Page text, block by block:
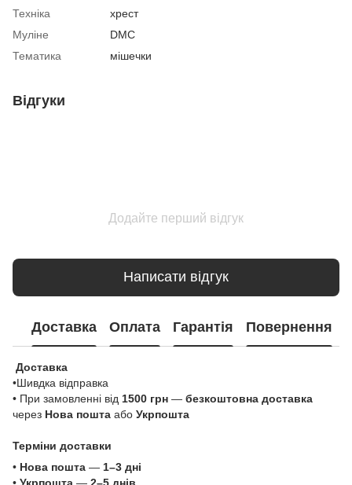
Техніка
хрест
Муліне
DMC
Тематика
мішечки
Відгуки
Додайте перший відгук
Написати відгук
Доставка Оплата Гарантія Повернення
Доставка
•Шивдка відправка
• При замовленні від 1500 грн — безкоштовна доставка
через Нова пошта або Укрпошта
Терміни доставки
• Нова пошта — 1–3 дні
• Укрпошта — 2–5 днів